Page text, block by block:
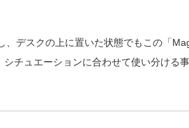
デスクの上に置いた状態でもこの「
チュエーションに合わせて使い分ける